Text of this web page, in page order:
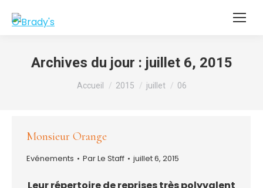
Archives du jour : juillet 6, 2015
Vous êtes ici :
Accueil 2015 juillet 06
Monsieur Orange
Evénements ParLe Staff juillet 6, 2015